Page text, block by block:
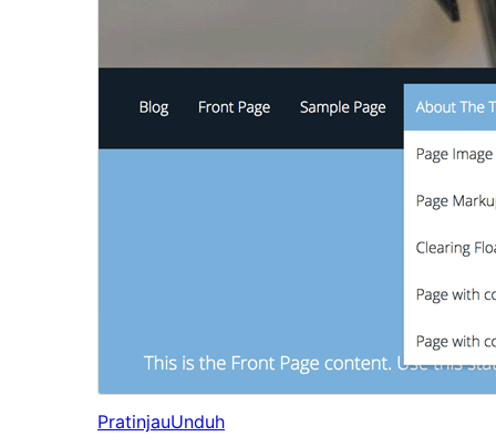
PratinjauUnduh